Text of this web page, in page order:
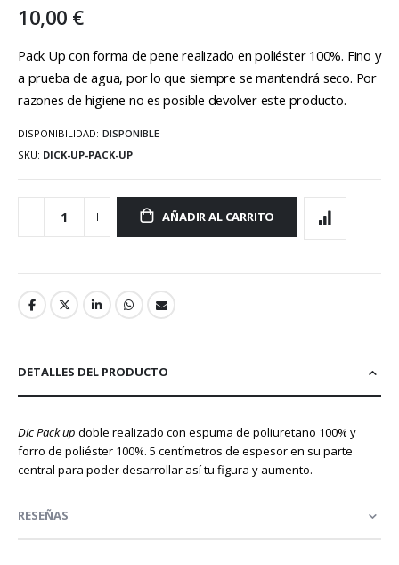
de
10,00 €
Pack Up con forma de pene realizado en poliéster 100%. Fino y
a prueba de agua, por lo que siempre se mantendrá seco. Por
razones de higiene no es posible devolver este producto.
DISPONIBILIDAD: DISPONIBLE
SKU DICK-UP-PACK-UP
AÑADIR AL CARRITO
DETALLES DEL PRODUCTO
Dic Pack up doble realizado con espuma de poliuretano 100% y
forro de poliéster 100%. 5 centímetros de espesor en su parte
central para poder desarrollar así tu figura y aumento.
RESEÑAS